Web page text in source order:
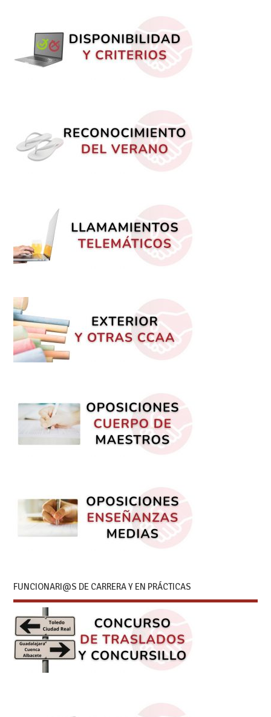
FUNCIONARI@S DE CARRERA Y EN PRÁCTICAS